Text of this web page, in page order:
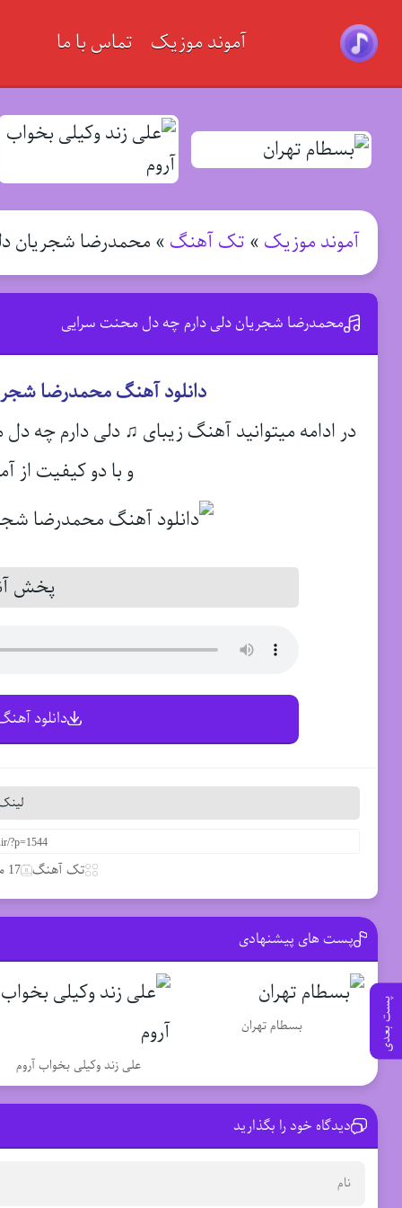
آموند موزیک تماس با ما
آموند موزیک » تک آهنگ »محمدرضا شجریان
پست بعدی
محمدرضا شجریان دلی دارم چه دل محنت سرایی
دانلود آهنگ محمدرضا
در ادامه میتوانید آهنگ زیبای ♫ دلی دارم چه
و با دو کیفیت از
پخش
دانلود
تک آهنگ 17 مارس 2020
پست های پیشنهادی
بسطام تهران
علی زند وکیلی بخواب آروم
دیدگاه خود را بگذارید